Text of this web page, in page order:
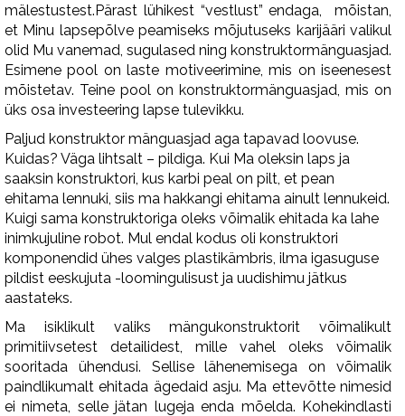
mälestustest.Pärast lühikest “vestlust” endaga, mõistan,
et Minu lapsepõlve peamiseks mõjutuseks karijääri valikul
olid Mu vanemad, sugulased ning konstruktormänguasjad.
Esimene pool on laste motiveerimine, mis on iseenesest
mõistetav. Teine pool on konstruktormänguasjad, mis on
üks osa investeering lapse tulevikku.
Paljud konstruktor mänguasjad aga tapavad loovuse.
Kuidas? Väga lihtsalt – pildiga. Kui Ma oleksin laps ja
saaksin konstruktori, kus karbi peal on pilt, et pean
ehitama lennuki, siis ma hakkangi ehitama ainult lennukeid.
Kuigi sama konstruktoriga oleks võimalik ehitada ka lahe
inimkujuline robot. Mul endal kodus oli konstruktori
komponendid ühes valges plastikämbris, ilma igasuguse
pildist eeskujuta -loomingulisust ja uudishimu jätkus
aastateks.
Ma isiklikult valiks mängukonstruktorit võimalikult
primitiivsetest detailidest, mille vahel oleks võimalik
sooritada ühendusi. Sellise lähenemisega on võimalik
paindlikumalt ehitada ägedaid asju. Ma ettevõtte nimesid
ei nimeta, selle jätan lugeja enda mõelda. Kohekindlasti